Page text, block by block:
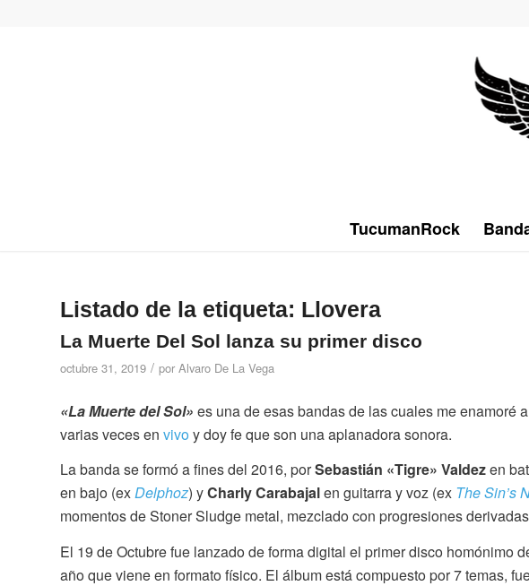
TucumanRock
Listado de la etiqueta: Llovera
La Muerte Del Sol lanza su primer disco
octubre 31, 2019 / por Alvaro De La Vega
«La Muerte del Sol» es una de esas bandas de las cuales me enamoré
varias veces en vivoy doy fe que son una aplanadora sonora.
La banda se formó a fines del 2016, porSebastián «Tigre» Valdezen
en bajo (exDelphoz) yCharly Carabajalen guitarra y voz (ex The Sin’s
momentos de Stoner Sludge metal, mezclado con progresiones
El 19 de Octubre fue lanzado de forma digital el primer disco homónimo
año que viene en formato físico. El álbum está compuesto por 7 temas,